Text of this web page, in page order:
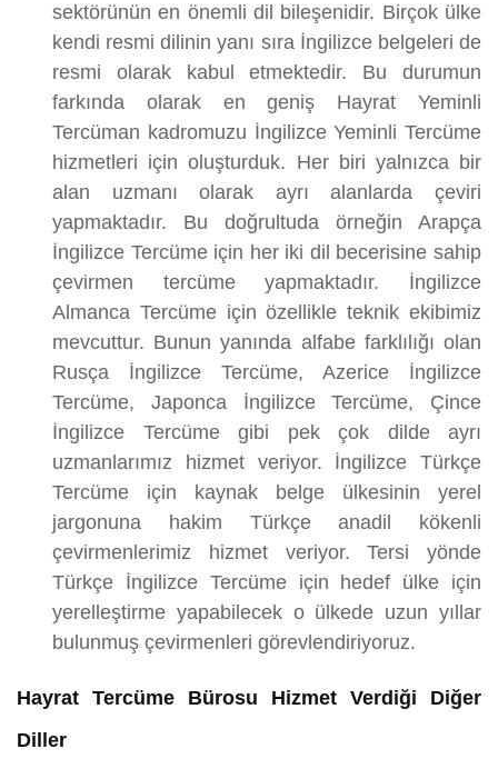
sektörünün en önemli dil bileşenidir. Birçok ülke
kendi resmi dilinin yanı sıra İngilizce belgeleri de
resmi olarak kabul etmektedir. Bu durumun
farkında olarak en geniş Hayrat Yeminli
Tercüman kadromuzu İngilizce Yeminli Tercüme
hizmetleri için oluşturduk. Her biri yalnızca bir
alan uzmanı olarak ayrı alanlarda çeviri
yapmaktadır. Bu doğrultuda örneğin Arapça
İngilizce Tercüme için her iki dil becerisine sahip
çevirmen tercüme yapmaktadır. İngilizce
Almanca Tercüme için özellikle teknik ekibimiz
mevcuttur. Bunun yanında alfabe farklılığı olan
Rusça İngilizce Tercüme, Azerice İngilizce
Tercüme, Japonca İngilizce Tercüme, Çince
İngilizce Tercüme gibi pek çok dilde ayrı
uzmanlarımız hizmet veriyor. İngilizce Türkçe
Tercüme için kaynak belge ülkesinin yerel
jargonuna hakim Türkçe anadil kökenli
çevirmenlerimiz hizmet veriyor. Tersi yönde
Türkçe İngilizce Tercüme için hedef ülke için
yerelleştirme yapabilecek o ülkede uzun yıllar
bulunmuş çevirmenleri görevlendiriyoruz.
Hayrat Tercüme Bürosu Hizmet Verdiği Diğer
Diller